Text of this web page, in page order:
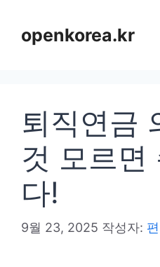
openkorea.kr
퇴직연금
것 모르면
다!
9월 23, 2025 작성자: